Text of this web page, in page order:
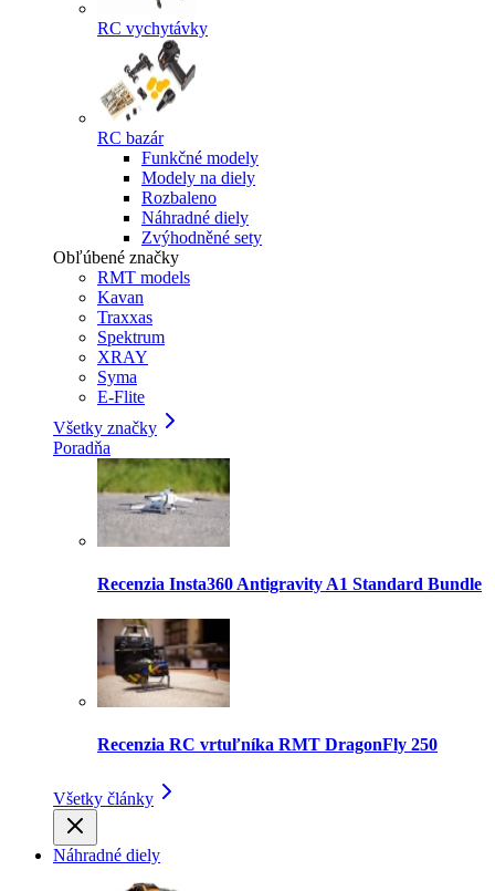
RC vychytávky
RC bazár
Funkčné modely
Modely na diely
Rozbaleno
Náhradné diely
Zvýhodněné sety
Obľúbené značky
RMT models
Kavan
Traxxas
Spektrum
XRAY
Syma
E-Flite
Všetky značky
Poradňa
Recenzia Insta360 Antigravity A1 Standard Bundle
Recenzia RC vrtuľníka RMT DragonFly 250
Všetky články
Náhradné diely